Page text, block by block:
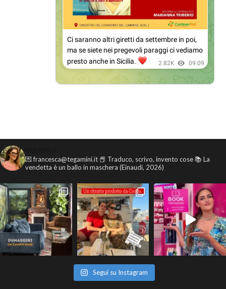
💌 francesca@tegamini.it 📕 Traduco, scrivo, invento cose📚 La
vendetta è un ballo in maschera (Einaudi, 2026)
Segui su Instagram